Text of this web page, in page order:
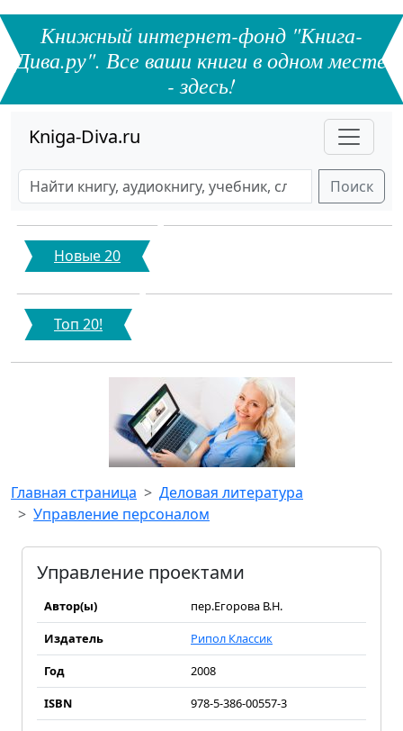
Книжный интернет-фонд "Книга-
Дива.ру". Все ваши книги в одном месте
- здесь!
Kniga-Diva.ru
Поиск
Новые 20
Топ 20!
Главная страница
Деловая литература
Управление персоналом
Управление проектами
Автор(ы)
пер.Егорова В.Н.
Издатель
Рипол Классик
Год
2008
ISBN
978-5-386-00557-3